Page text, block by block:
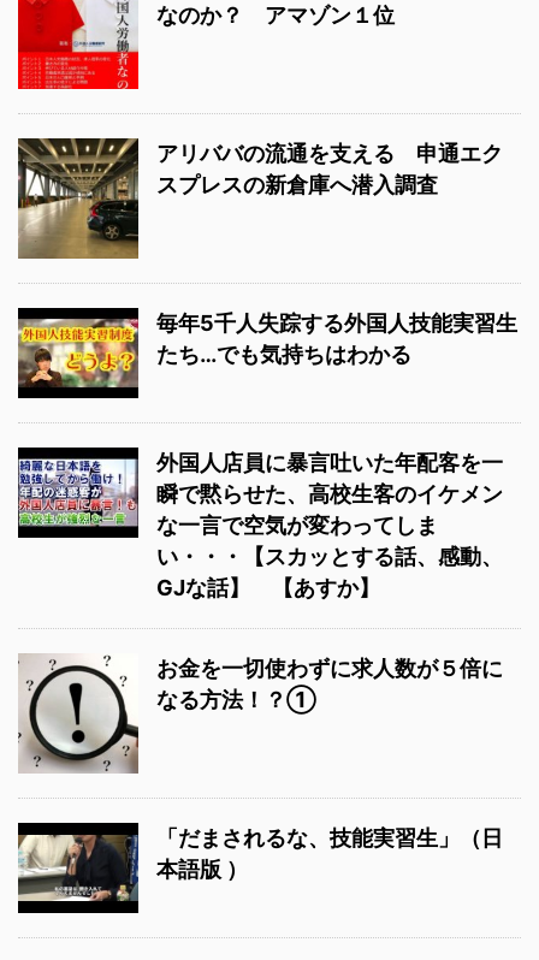
なのか？ アマゾン１位
アリババの流通を支える 申通エク
スプレスの新倉庫へ潜入調査
毎年5千人失踪する外国人技能実習生
たち…でも気持ちはわかる
外国人店員に暴言吐いた年配客を一
瞬で黙らせた、高校生客のイケメン
な一言で空気が変わってしま
い・・・【スカッとする話、感動、
GJな話】 【あすか】
お金を一切使わずに求人数が５倍に
なる方法！？①
「だまされるな、技能実習生」（日
本語版 ）